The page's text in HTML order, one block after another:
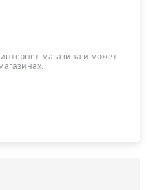
магазина и может